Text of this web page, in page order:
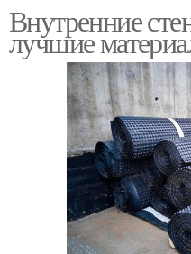
Внутренние
лучшие